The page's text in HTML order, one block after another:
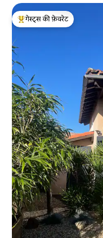
गेस्ट्स का टॉप फ़ेवरेट
गेस्ट्स की फ़ेवरेट